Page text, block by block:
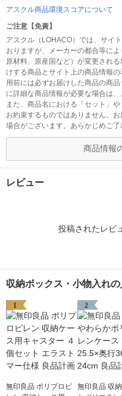
アスクル商品環境スコアについて
ご注意【免責】
アスクル（LOHACO）では、サイ
おりますが、メーカーの都合等に
原材料、原産国など）が変更され
けする商品とサイト上の商品情報
用前には必ずお届けした商品の商
に詳細な商品情報が必要な場合は
また、商品名における「セット」
お約束するものではありません。
場合がございます。あらかじめご了
商品情報
レビュー
投稿されたレビ
収納ボックス・小物入れ
1
無印良品 ポリプロピ
2
無印良品 収